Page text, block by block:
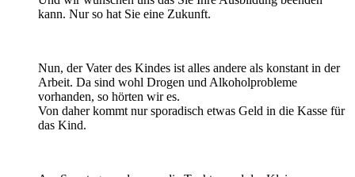
kann. Nur so hat Sie eine Zukunft.
Nun, der Vater des Kindes ist alles andere als konstant in der
Arbeit. Da sind wohl Drogen und Alkoholprobleme
vorhanden, so hörten wir es.
Von daher kommt nur sporadisch etwas Geld in die Kasse für
das Kind.